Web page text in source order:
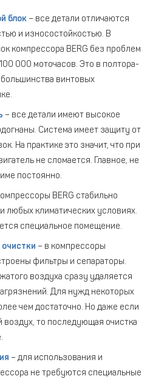
блок – все детали отличаются
и износостойкостью. В
компрессора BERG без проблем
000 моточасов. Это в полтора-
винтовых
– все детали имеют высокое
Система имеет защиту от
На практике это значит, что при
не сломается. Главное, не
постоянно.
BERG стабильно
любых климатических условиях.
специальное помещение.
– в компрессоры
фильтры и сепараторы.
воздуха сразу удаляется
Для нужд некоторых
чем достаточно. Но даже если
то последующая очистка
– для использования и
не требуются специальные